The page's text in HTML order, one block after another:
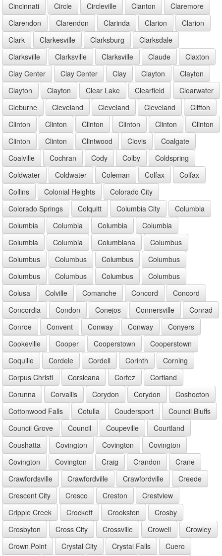
Cincinnati
Circle Circleville Clanton
Claremore
Clarendon
Clarendon Clarinda Clarion
Clarion
Clark
Clarkesville Clarksburg
Clarksdale
Clarksville
Clarksville Clarksville Claude
Claxton
Clay Center
Clay Center Clay Clayton
Clayton
Clayton
Clayton Clear Lake Clearfield
Clearwater
Cleburne
Cleveland Cleveland Cleveland
Clifton
Clinton
Clinton Clinton Clinton Clinton
Clinton
Clinton
Clinton Clintwood Clovis
Coalgate
Coalville
Cochran Cody Colby
Coldspring
Coldwater
Coldwater Coleman Colfax
Colfax
Collins
Colonial Heights
Colorado City
Colorado Springs
Colquitt Columbia City
Columbia
Columbia
Columbia Columbia
Columbia
Columbia
Columbia Columbiana
Columbus
Columbus
Columbus Columbus
Columbus
Columbus
Columbus Columbus
Columbus
Colusa
Colville Comanche Concord
Concord
Concordia
Condon Conejos Connersville
Conrad
Conroe
Convent Conway Conway
Conyers
Cookeville
Cooper Cooperstown
Cooperstown
Coquille
Cordele Cordell Corinth
Corning
Corpus Christi
Corsicana Cortez
Cortland
Corunna
Corvallis Corydon Corydon
Coshocton
Cottonwood Falls
Cotulla Coudersport
Council Bluffs
Council Grove
Council Coupeville
Courtland
Coushatta
Covington Covington
Covington
Covington
Covington Craig Crandon
Crane
Crawfordsville
Crawfordville Crawfordville
Creede
Crescent City
Cresco Creston
Crestview
Cripple Creek
Crockett Crookston
Crosby
Crosbyton
Cross City Crossville Crowell
Crowley
Crown Point
Crystal City Crystal Falls
Cuero